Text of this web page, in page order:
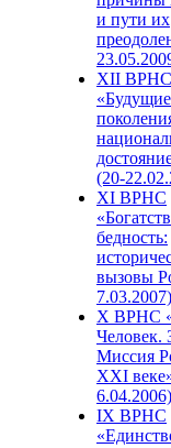
и пути их
XII ВРНС
«Будущие
(20-
XI ВРНС
бедность:
вызовы
7.03.2007)
X ВРНС
Человек.
Миссия
XXI
6.04.2006)
IX ВРНС